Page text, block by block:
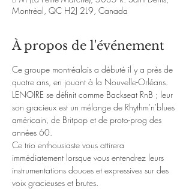
Montréal, QC H2J 2L9, Canada
À propos de l'événement
Ce groupe montréalais a débuté il y a près de
quatre ans, en jouant à la Nouvelle-Orléans.
LENOIRE se définit comme Backseat RnB ; leur
son gracieux est un mélange de Rhythm'n'blues
américain, de Britpop et de proto-prog des
années 60.
Ce trio enthousiaste vous attirera
immédiatement lorsque vous entendrez leurs
instrumentations douces et expressives sur des
voix gracieuses et brutes.